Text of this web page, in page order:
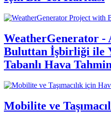
WeatherGenerator -
Buluttan İşbirliği ile
Tabanlı Hava
Mobilite ve